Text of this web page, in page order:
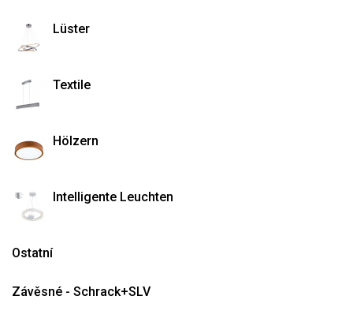
Lüster
Textile
Hölzern
Intelligente Leuchten
Ostatní
Závěsné - Schrack+SLV